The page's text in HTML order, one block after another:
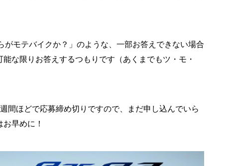
がモテバイクか？」のような、一部お答えできない場合
能な限りお答えするつもりです（あくまでもツ・モ・
間ほどで応募締め切りですので、まだ申し込んでいら
早めに！